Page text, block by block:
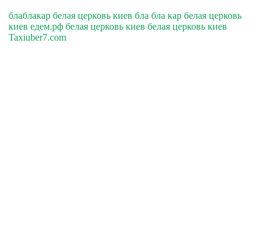
блаблакар белая церковь киев бла бла кар белая церковь
киев едем.рф белая церковь киев белая церковь киев
Taxiuber7.com